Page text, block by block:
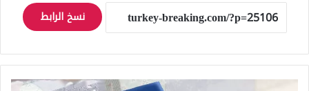
نسخ الرابط